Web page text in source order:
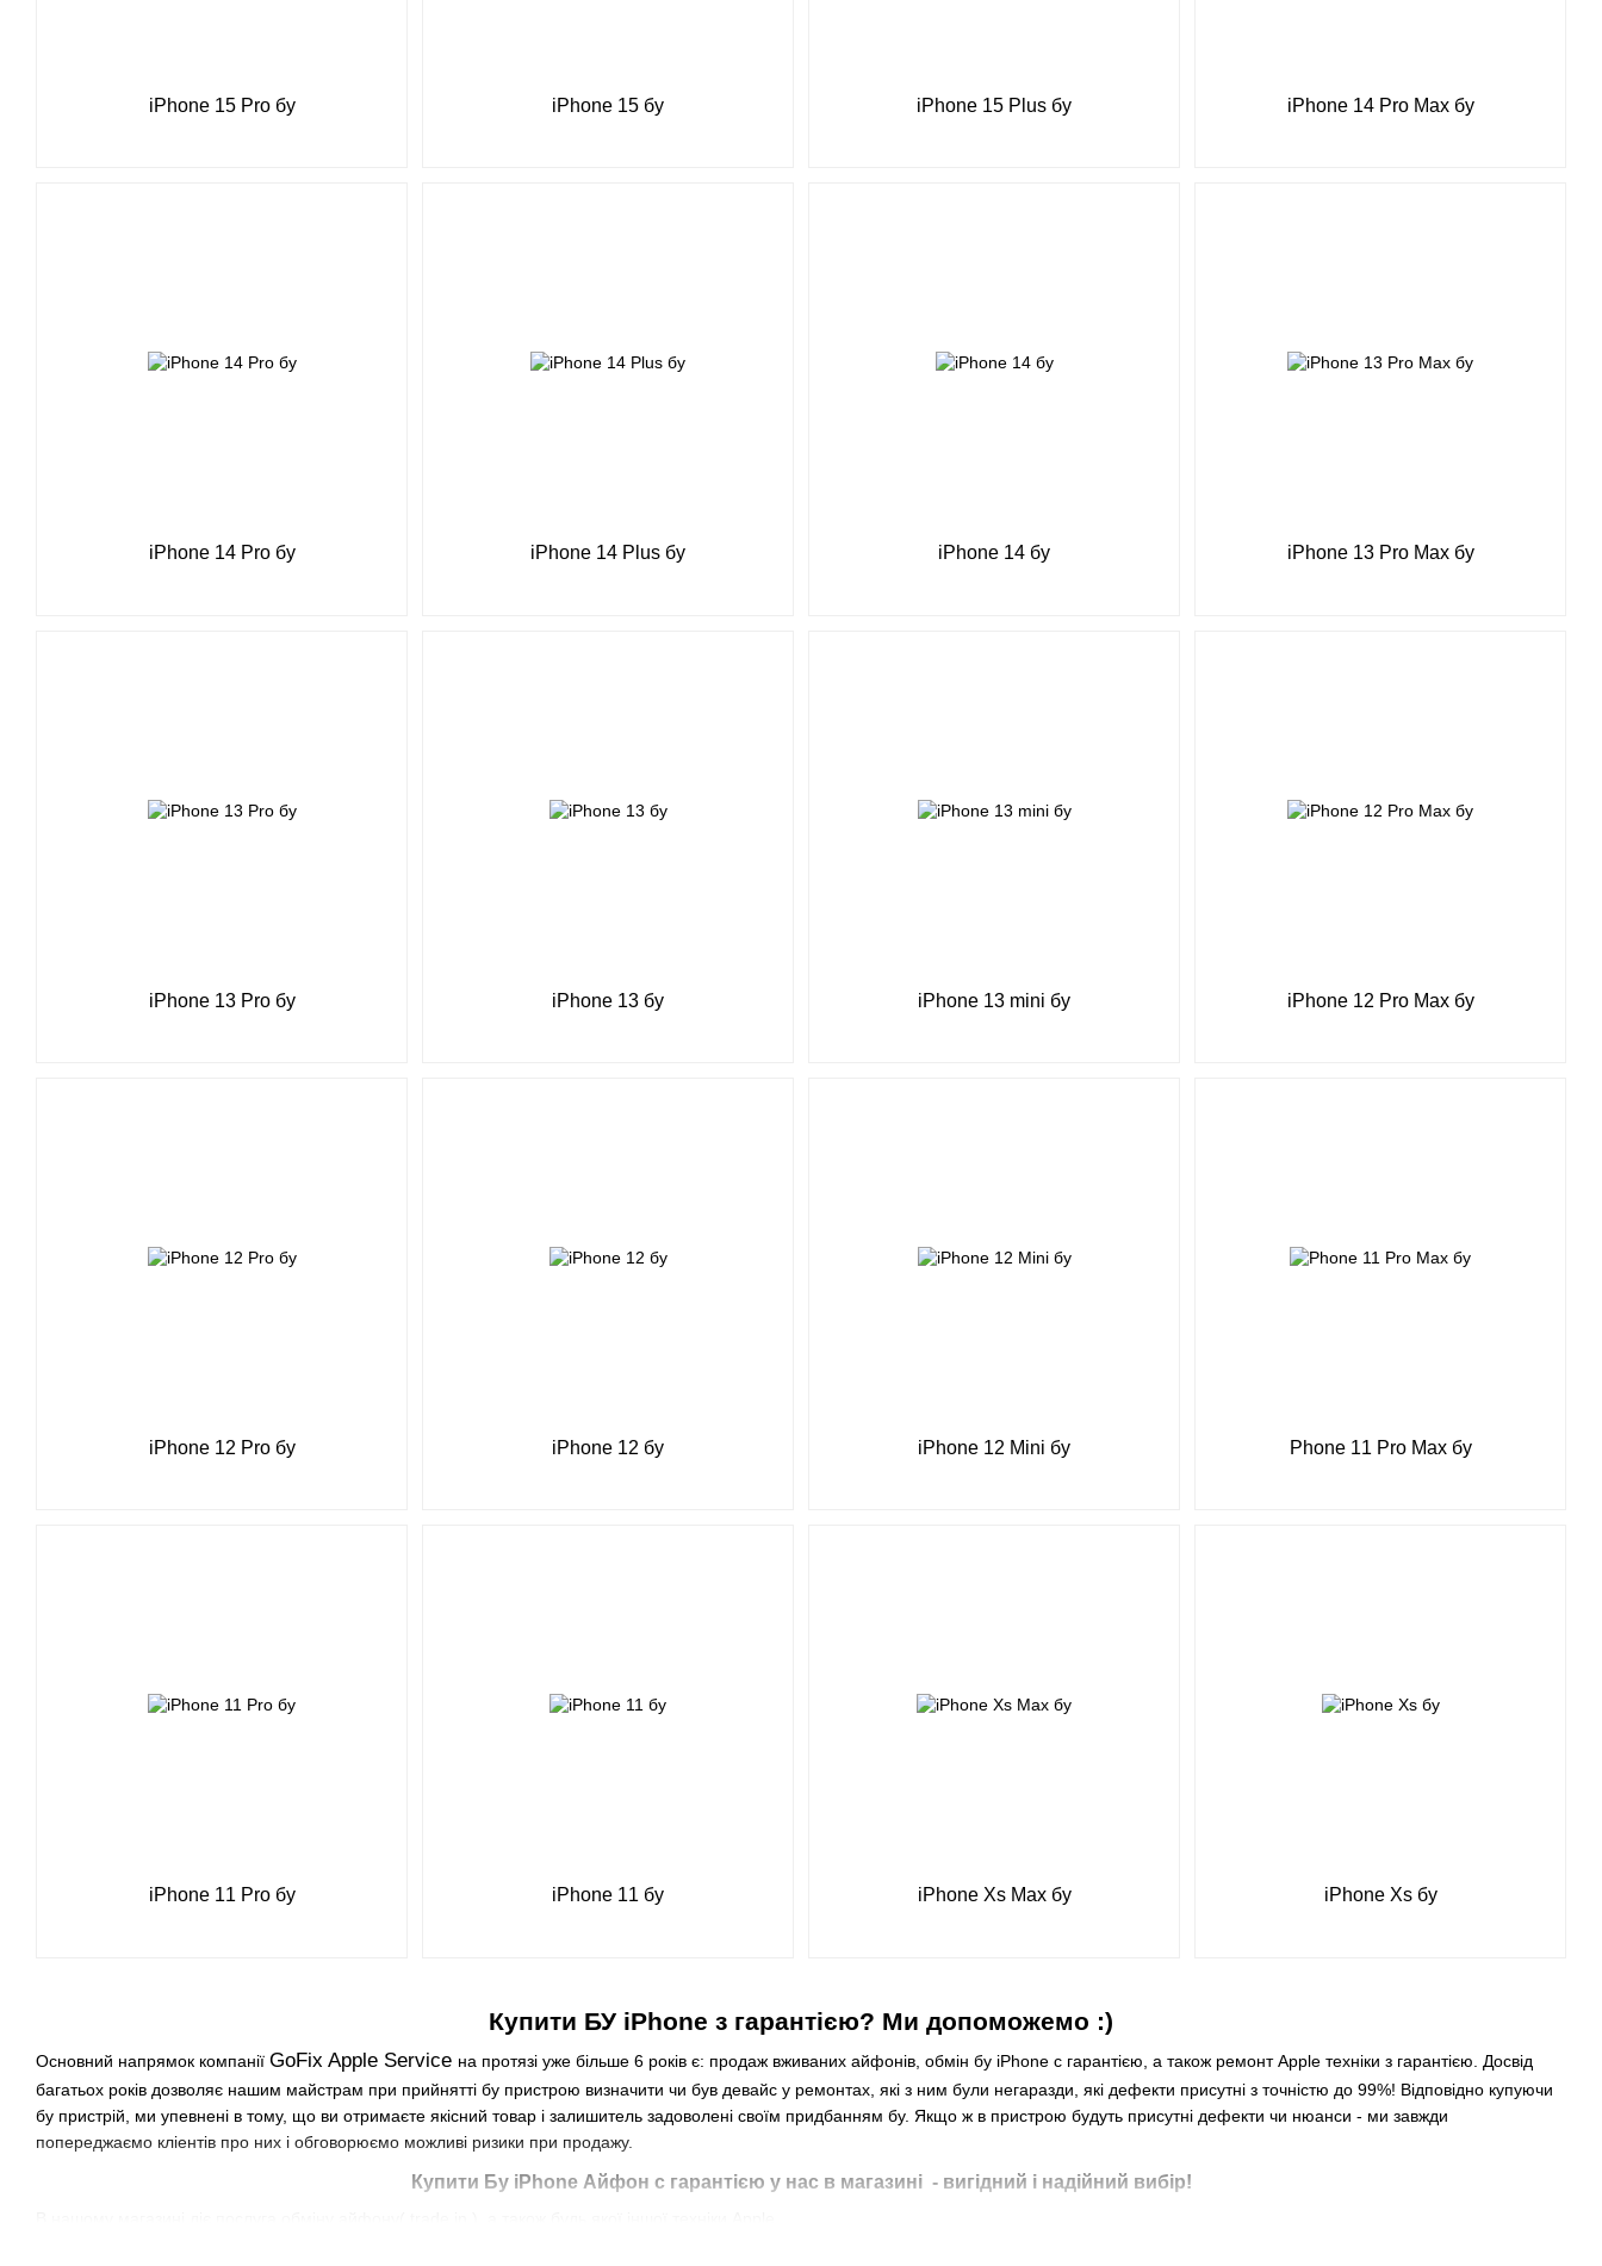
Купити БУ iPhone з гарантією? Ми допоможемо :)
Основний напрямок компанії GoFix Apple Service на протязі уже більше 6 років є: продаж вживаних айфонів, обмін бу iPhone с гарантією, а також ремонт Apple техніки з гарантією. Досвід
багатьох років дозволяє нашим майстрам при прийнятті бу пристрою визначити чи був девайс у ремонтах, які з ним були негаразди, які дефекти присутні з точністю до 99%! Відповідно купуючи
бу пристрій, ми упевнені в тому, що ви отримаєте якісний товар і залишитель задоволені своїм придбанням бу. Якщо ж в пристрою будуть присутні дефекти чи нюанси - ми завжди
попереджаємо кліентів про них і обговорюємо можливі ризики при продажу.
Купити Бу iPhone Айфон с гарантією у нас в магазині - вигідний і надійний вибір!
iPhone 15 Pro бу iPhone 15 бу iPhone 15 Plus бу iPhone 14 Pro Max бу
iPhone 14 Pro бу iPhone 14 Plus бу iPhone 14 бу iPhone 13 Pro Max бу
iPhone 13 Pro бу iPhone 13 бу iPhone 13 mini бу iPhone 12 Pro Max бу
iPhone 12 Pro бу iPhone 12 бу iPhone 12 Mini бу Phone 11 Pro Max бу
iPhone 11 Pro бу iPhone 11 бу iPhone Xs Max бу iPhone Xs бу